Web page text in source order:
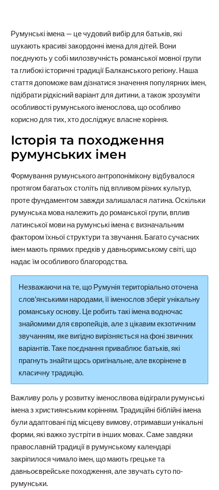
Румунські імена — це чудовий вибір для батьків, які
шукають красиві закордонні імена для дітей. Вони
поєднують у собі милозвучність романської мовної групи
та глибокі історичні традиції Балканського регіону. Наша
стаття допоможе вам дізнатися значення популярних імен,
підібрати рідкісний варіант для дитини, а також зрозуміти
особливості румунського іменослова, що особливо
корисно для тих, хто досліджує власне коріння.
Історія та походження
румунських імен
Формування румунського антропонімікону відбувалося
протягом багатьох століть під впливом різних культур,
проте фундаментом завжди залишалася латина. Оскільки
румунська мова належить до романської групи, вплив
латинської мови на румунські імена є визначальним
фактором їхньої структури та звучання. Багато сучасних
імен мають прямих предків у давньоримському світі, що
надає їм особливого благородства.
Незважаючи на те, що Румунія територіально оточена
слов'янськими народами, її іменослов зберіг унікальну
романську основу. Це робить такі імена водночас
знайомими для європейців, але з цікавим екзотичним
звучанням, яке вигідно вирізняється на фоні звичних
варіантів. Таке поєднання приваблює батьків, які
прагнуть знайти щось оригінальне, але вкорінене в
класичну традицію.
Важливу роль у розвитку іменослвова відіграли румунські
імена з християнським корінням. Традиційні біблійні імена
були адаптовані під місцеву вимову, отримавши унікальні
форми, які важко зустріти в інших мовах. Саме завдяки
православній традиції в румунському календарі
закріпилося чимало імен, що мають грецьке та
давньоєврейське походження, але звучать суто по-
румунськи.